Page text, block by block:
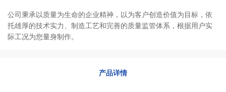
公司秉承以质量为生命的企业精神，以为客户创造价值为目标，依
托雄厚的技术实力、制造工艺和完善的质量监管体系，根据用户实
际工况为您量身制作。
产品详情